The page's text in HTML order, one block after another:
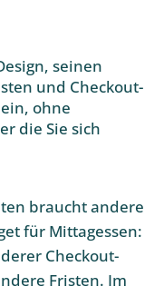
seinen
und Checkout-
ohne
die Sie sich
braucht andere
für Mittagessen:
Checkout-
Fristen. Im